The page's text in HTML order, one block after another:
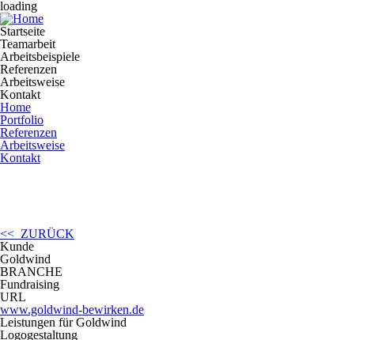
loading
Startseite
Teamarbeit
Arbeitsbeispiele
Referenzen
Arbeitsweise
Kontakt
Home
Portfolio
Referenzen
Arbeitsweise
Kontakt
<< ZURÜCK
Kunde
Goldwind
BRANCHE
Fundraising
URL
www.goldwind-bewirken.de
Leistungen für Goldwind
Logogestaltung